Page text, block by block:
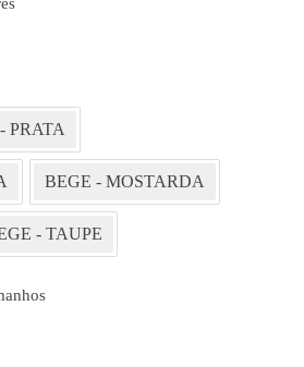
PRATA
BEGE - MOSTARDA
- TAUPE